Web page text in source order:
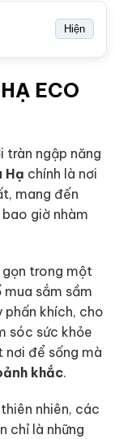
Hiện
ECO
tràn ngập năng
Hạ chính là nơi
mang đến
giờ nhàm
trong một
mua sắm sầm
khích, cho
sóc sức khỏe
nơi để sống mà
khắc.
nhiên, các
chỉ là những